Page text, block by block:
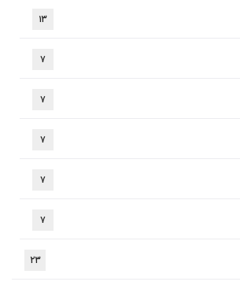
۱۳
۷
۷
۷
۷
۷
۲۳